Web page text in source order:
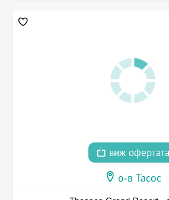
виж офертата
о-в Тасос